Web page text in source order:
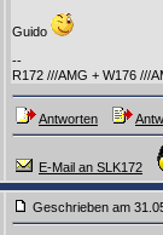
Guido
--
R172 ///AMG + W176 ///
Antworten
E-Mail an SLK172
Geschrieben am